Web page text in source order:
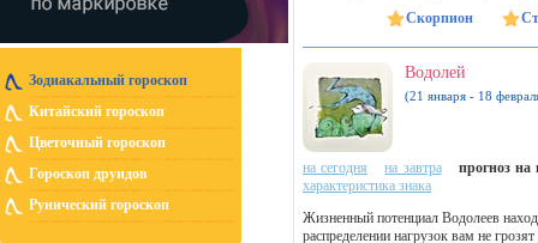
Зодиакальный гороскоп
Китайский гороскоп
Цветочный гороскоп
Гороскоп друидов
Рунический гороскоп
Скорпион
Водолей
(21 января - 18
на сегодня на завтра
прогноз на
характеристика знака
Жизненный потенциал Водолеев
распределении нагрузок вам не